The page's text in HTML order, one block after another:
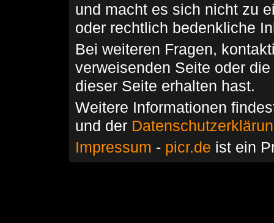
und macht es sich nicht zu
oder rechtlich bedenkliche
Bei weiteren Fragen,
verweisenden Seite oder
dieser Seite erhalten hast.
Weitere Informationen
und der
Impressum - picr.de ist ein